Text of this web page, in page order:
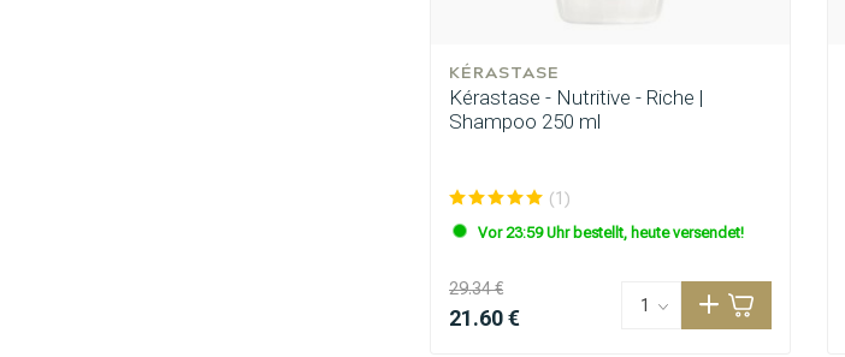
KÉRASTASE
Kérastase - Nutritive - Riche |
Shampoo 250 ml
(1)
Vor 23:59 Uhr bestellt, heute versendet!
29.34 €
21.60 €